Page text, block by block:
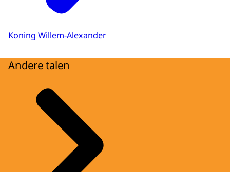
Koning Willem-Alexander
Andere talen